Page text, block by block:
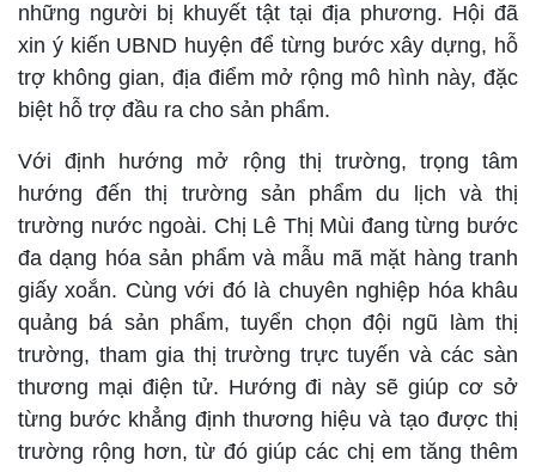
những người bị khuyết tật tại địa phương. Hội đã
xin ý kiến UBND huyện để từng bước xây dựng, hỗ
trợ không gian, địa điểm mở rộng mô hình này, đặc
biệt hỗ trợ đầu ra cho sản phẩm.
Với định hướng mở rộng thị trường, trọng tâm
hướng đến thị trường sản phẩm du lịch và thị
trường nước ngoài. Chị Lê Thị Mùi đang từng bước
đa dạng hóa sản phẩm và mẫu mã mặt hàng tranh
giấy xoắn. Cùng với đó là chuyên nghiệp hóa khâu
quảng bá sản phẩm, tuyển chọn đội ngũ làm thị
trường, tham gia thị trường trực tuyến và các sàn
thương mại điện tử. Hướng đi này sẽ giúp cơ sở
từng bước khẳng định thương hiệu và tạo được thị
trường rộng hơn, từ đó giúp các chị em tăng thêm